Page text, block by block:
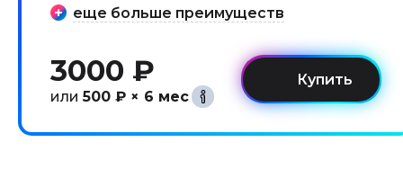
еще больше преимуществ
3000 ₽
или500 ₽ × 6 мес